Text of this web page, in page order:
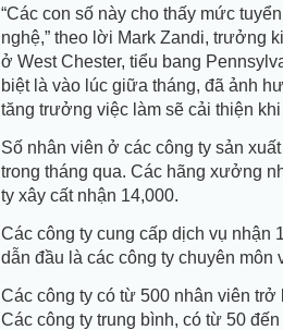
“Các con số này cho thấy mức
nghệ,” theo lời Mark Zandi, trưởng
ở West Chester, tiểu bang
biệt là vào lúc giữa tháng, đã ảnh
tăng trưởng việc làm sẽ cải thiện
Số nhân viên ở các công ty sản
trong tháng qua. Các hãng xưởng
ty xây cất nhận 14,000.
Các công ty cung cấp dịch vụ nhận
dẫn đầu là các công ty chuyên môn
Các công ty có từ 500 nhân viên
Các công ty trung bình, có từ 50